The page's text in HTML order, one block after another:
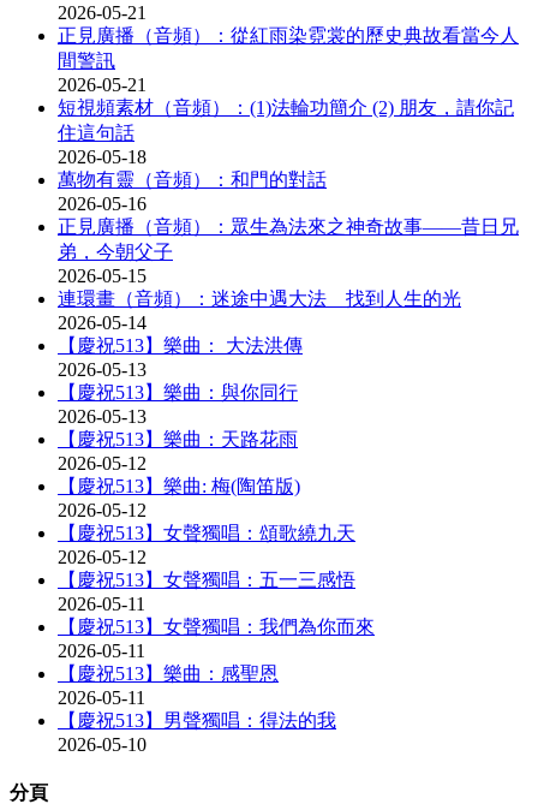
2026-05-21
正見廣播（音頻）：從紅雨染霓裳的歷史典故看當今人
間警訊
2026-05-21
短視頻素材（音頻）：(1)法輪功簡介 (2) 朋友，請你記
住這句話
2026-05-18
萬物有靈（音頻）：和門的對話
2026-05-16
正見廣播（音頻）：眾生為法來之神奇故事——昔日兄
弟，今朝父子
2026-05-15
連環畫（音頻）：迷途中遇大法 找到人生的光
2026-05-14
【慶祝513】樂曲： 大法洪傳
2026-05-13
【慶祝513】樂曲：與你同行
2026-05-13
【慶祝513】樂曲：天路花雨
2026-05-12
【慶祝513】樂曲: 梅(陶笛版)
2026-05-12
【慶祝513】女聲獨唱：頌歌繞九天
2026-05-12
【慶祝513】女聲獨唱：五一三感悟
2026-05-11
【慶祝513】女聲獨唱：我們為你而來
2026-05-11
【慶祝513】樂曲：感聖恩
2026-05-11
【慶祝513】男聲獨唱：得法的我
2026-05-10
分頁